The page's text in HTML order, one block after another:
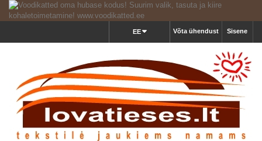
Sisene
Võta ühendust
EE